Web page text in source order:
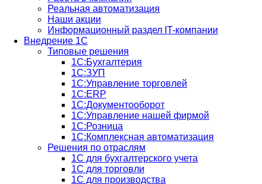
Реальная автоматизация
Наши акции
Информационный раздел IT-компании
Внедрение 1С
Типовые решения
1С:Бухгалтерия
1С:ЗУП
1С:Управление торговлей
1С:ERP
1C:Документооборот
1С:Управление нашей фирмой
1С:Розница
1С:Комплексная автоматизация
Решения по отраслям
1С для бухгалтерского учета
1С для торговли
1С для производства